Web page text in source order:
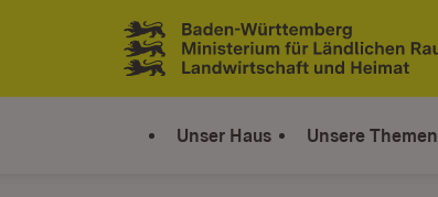
Zum Inhalt springen
Link zur Startseite
Unser Haus Unsere Themen